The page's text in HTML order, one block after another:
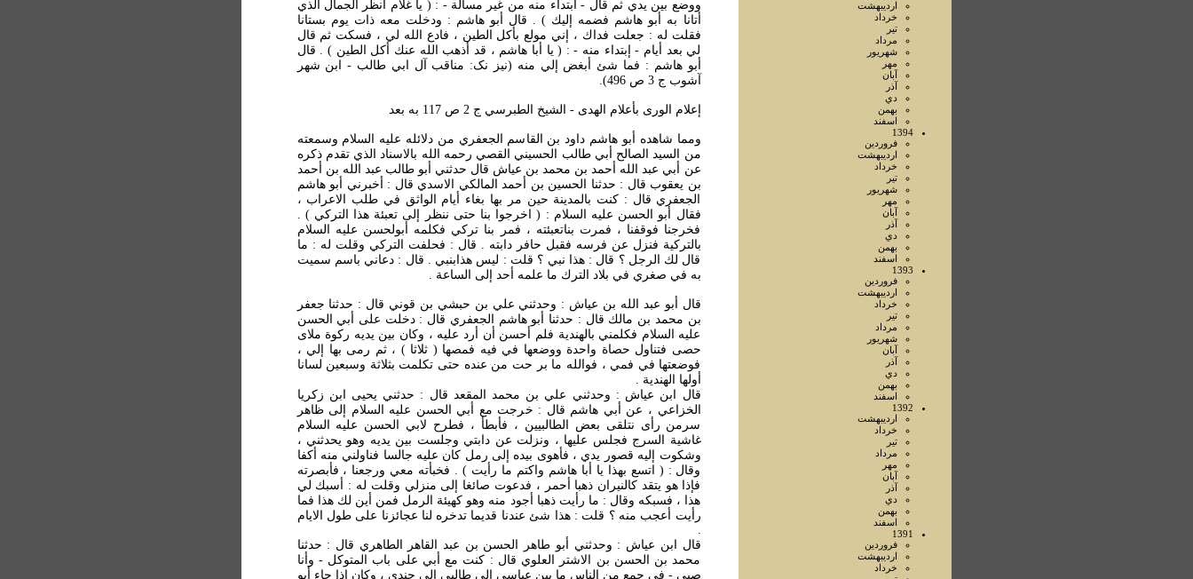
ارديبهشت
خرداد
تير
مرداد
شهريور
مهر
آبان
آذر
دي
بهمن
اسفند
1394
فروردين
ارديبهشت
خرداد
تير
شهريور
مهر
آبان
آذر
دي
بهمن
اسفند
1393
فروردين
ارديبهشت
خرداد
تير
مرداد
شهريور
آبان
آذر
دي
بهمن
اسفند
1392
ارديبهشت
خرداد
تير
مرداد
مهر
آبان
آذر
دي
بهمن
اسفند
1391
فروردين
ارديبهشت
خرداد
ووضع بين يدي ثم قال - ابتداء منه من غير مسألة - : ( يا غلام انظر الجمال الذي
أتانا به أبو هاشم فضمه إليك ) . قال أبو هاشم : ودخلت معه ذات يوم بستانا
فقلت له : جعلت فداك ، إني مولع بأكل الطين ، فادع الله لي ، فسكت ثم قال
لي بعد أيام - إبتداء منه - : ( يا أبا هاشم ، قد أذهب الله عنك أكل الطين ) . قال
أبو هاشم : فما شئ أبغض إلي منه (نيز نک: مناقب آل ابي طالب - ابن شهر
آشوب ج 3 ص 496).
إعلام الورى بأعلام الهدى - الشيخ الطبرسي ج 2 ص 117 به بعد
ومما شاهده أبو هاشم داود بن القاسم الجعفري من دلائله عليه السلام وسمعته
من السيد الصالح أبي طالب الحسيني القصي رحمه الله بالاسناد الذي تقدم ذكره
عن أبي عبد الله أحمد بن محمد بن عياش قال حدثني أبو طالب عبد الله بن أحمد
بن يعقوب قال : حدثنا الحسين بن أحمد المالكي الاسدي قال : أخبرني أبو هاشم
الجعفري قال : كنت بالمدينة حين مر بها بغاء أيام الواثق في طلب الاعراب ،
فقال أبو الحسن عليه السلام : ( اخرجوا بنا حتى ننظر إلى تعبئة هذا التركي ) .
فخرجنا فوقفنا ، فمرت بناتعبئته ، فمر بنا تركي فكلمه أبولحسن عليه السلام
بالتركية فنزل عن فرسه فقبل حافر دابته . قال : فحلفت التركي وقلت له : ما
قال لك الرجل ؟ قال : هذا نبي ؟ قلت : ليس هذابنبي . قال : دعاني باسم سميت
به في صغري في بلاد الترك ما علمه أحد إلى الساعة .
قال أبو عبد الله بن عياش : وحدثني علي بن حبشي بن قوني قال : حدثنا جعفر
بن محمد بن مالك قال : حدثنا أبو هاشم الجعفري قال : دخلت على أبي الحسن
عليه السلام فكلمني بالهندية فلم أحسن أن أرد عليه ، وكان بين يديه ركوة ملاى
حصى فتناول حصاة واحدة ووضعها في فيه فمصها ( ثلاثا ) ، ثم رمى بها إلي ،
فوضعتها في فمي ، فوالله ما بر حت من عنده حتى تكلمت بثلاثة وسبعين لسانا
أولها الهندية .
قال ابن عياش : وحدثني علي بن محمد المقعد قال : حدثني يحيى ابن زكريا
الخزاعي ، عن أبي هاشم قال : خرجت مع أبي الحسن عليه السلام إلى ظاهر
سرمن رأى نتلقى بعض الطالبيين ، فأبطأ ، فطرح لابي الحسن عليه السلام
غاشية السرج فجلس عليها ، ونزلت عن دابتي وجلست بين يديه وهو يحدثني ،
وشكوت إليه قصور يدي ، فأهوى بيده إلى رمل كان عليه جالسا فناولني منه أكفا
وقال : ( اتسع بهذا يا أبا هاشم واكتم ما رأيت ) . فخبأته معي ورجعنا ، فأبصرته
فإذا هو يتقد كالنيران ذهبا أحمر ، فدعوت صائغا إلى منزلي وقلت له : أسبك لي
هذا ، فسبكه وقال : ما رأيت ذهبا أجود منه وهو كهيئة الرمل فمن أين لك هذا فما
رأيت أعجب منه ؟ قلت : هذا شئ عندنا قديما تدخره لنا عجائزنا على طول الايام
.
قال ابن عياش : وحدثني أبو طاهر الحسن بن عبد القاهر الطاهري قال : حدثنا
محمد بن الحسن بن الاشتر العلوي قال : كنت مع أبي على باب المتوكل - وأنا
صبي - في جمع من الناس ما بين عباسي إلى طالبي إلى جندي ، وكان إذا جاء أبو